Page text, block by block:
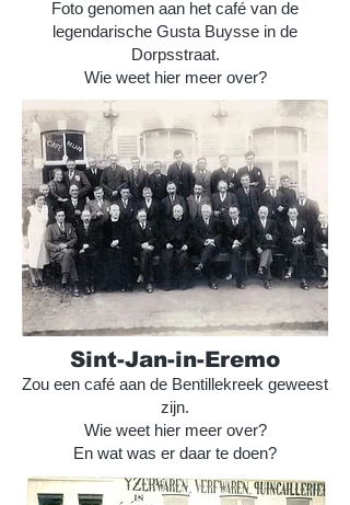
Foto genomen aan het café van de
legendarische Gusta Buysse in de
Dorpsstraat.
Wie weet hier meer over?
Sint-Jan-in-Eremo
Zou een café aan de Bentillekreek geweest
zijn.
Wie weet hier meer over?
En wat was er daar te doen?